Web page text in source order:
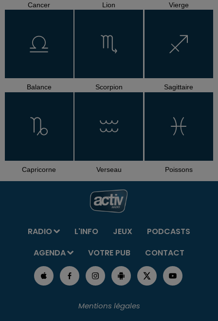
Cancer Lion Vierge
Balance Scorpion Sagittaire
Capricorne Verseau Poissons
RADIO L'INFO JEUX
PODCASTS
AGENDA
VOTRE PUB CONTACT
Mentions légales